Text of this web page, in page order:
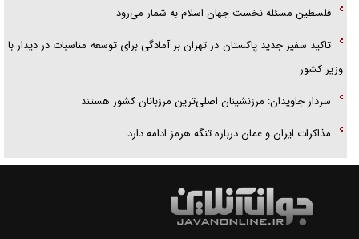
فلسطین مسئله نخست جهان اسلام به شمار می‌رود
تاکید سفیر جدید پاکستان در تهران بر آمادگی برای توسعه مناسبات در دیدار با
وزیر کشور
سردار جاویدان: مرزنشینان اصلی‌ترین مرزبانان کشور هستند
مذاکرات ایران و عمان درباره تنگه هرمز ادامه دارد